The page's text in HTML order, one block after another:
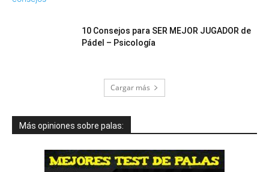
10 Consejos para SER MEJOR JUGADOR de
Pádel – Psicología
Cargar más
Más opiniones sobre palas: